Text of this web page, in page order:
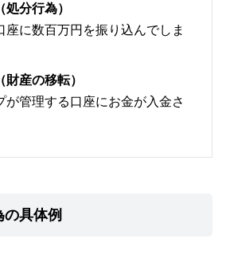
分行為）
座に数百万円を振り込んでしま
産の移転）
が管理する口座にお金が入金さ
具体例